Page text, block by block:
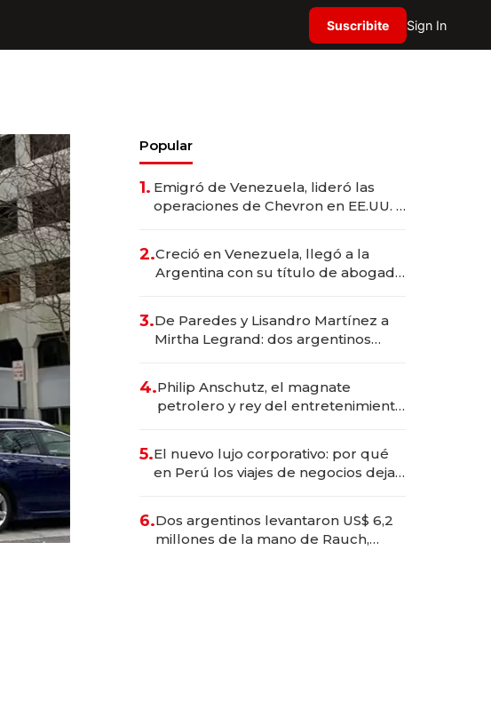
Suscribite Sign In
Popular
1. Emigró de Venezuela, lideró las
operaciones de Chevron en EE.UU. y
2.Creció en Venezuela, llegó a la
Argentina con su título de abogado
marcas "fast premium"
3.De Paredes y Lisandro Martínez a
Mirtha Legrand: dos argentinos
4.Philip Anschutz, el magnate
petrolero y rey del entretenimiento
5.El nuevo lujo corporativo: por qué
en Perú los viajes de negocios dejan
en experiencias transformadoras
6.Dos argentinos levantaron US$ 6,2
millones de la mano de Rauch,